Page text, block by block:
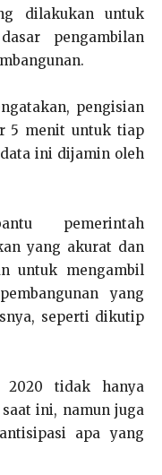
dilakukan untuk
pengambilan
pengisian
5 menit untuk tiap
ini dijamin oleh
pemerintah
yang akurat dan
untuk mengambil
yang
seperti dikutip
2020 tidak hanya
ini, namun juga
apa yang